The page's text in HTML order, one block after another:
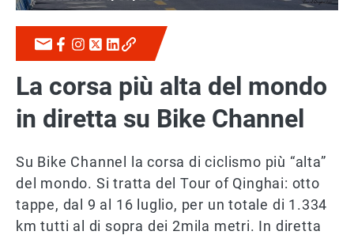
La corsa più alta del mondo
in diretta su Bike Channel
Su Bike Channel la corsa di ciclismo più “alta”
del mondo. Si tratta del Tour of Qinghai: otto
tappe, dal 9 al 16 luglio, per un totale di 1.334
km tutti al di sopra dei 2mila metri. In diretta